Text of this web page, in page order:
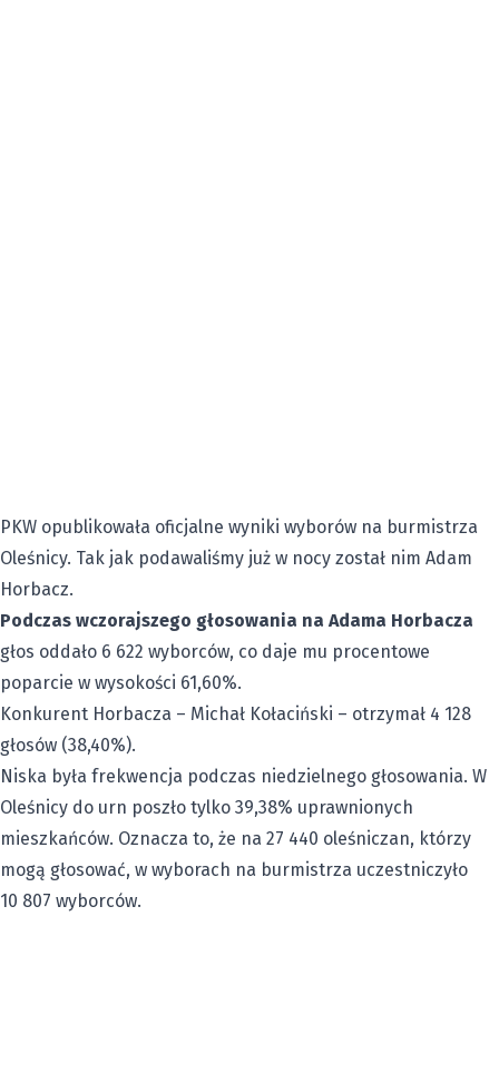
PKW opublikowała oficjalne wyniki wyborów na burmistrza
Oleśnicy. Tak jak podawaliśmy już w nocy został nim Adam
Horbacz.
Podczas wczorajszego głosowania na Adama Horbacza
głos oddało 6 622 wyborców, co daje mu procentowe
poparcie w wysokości 61,60%.
Konkurent Horbacza – Michał Kołaciński – otrzymał 4 128
głosów (38,40%).
Niska była frekwencja podczas niedzielnego głosowania. W
Oleśnicy do urn poszło tylko 39,38% uprawnionych
mieszkańców. Oznacza to, że na 27 440 oleśniczan, którzy
mogą głosować, w wyborach na burmistrza uczestniczyło
10 807 wyborców.